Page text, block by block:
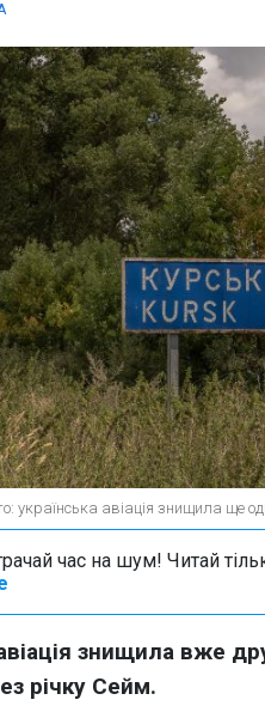
українська авіація знищила ще
час на шум! Читай
знищила вже
річку Сейм.